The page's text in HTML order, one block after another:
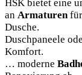
HSK bietet eine
an Armaturenfür
Dusche.
Duschpaneele
Komfort.
… moderne